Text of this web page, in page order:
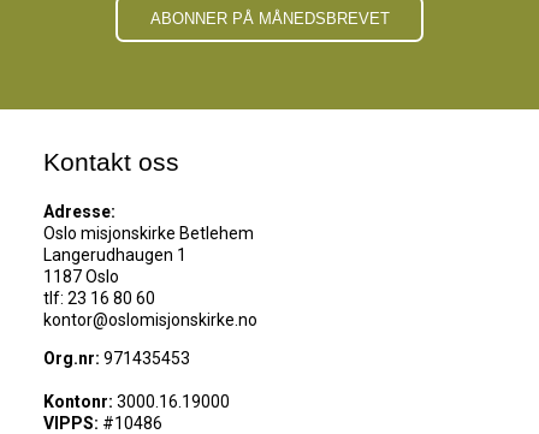
Kontakt oss
Adresse:
Oslo misjonskirke Betlehem
Langerudhaugen 1
1187 Oslo
tlf: 23 16 80 60
kontor@oslomisjonskirke.no
Org.nr:971435453
Kontonr:3000.16.19000
VIPPS: #10486